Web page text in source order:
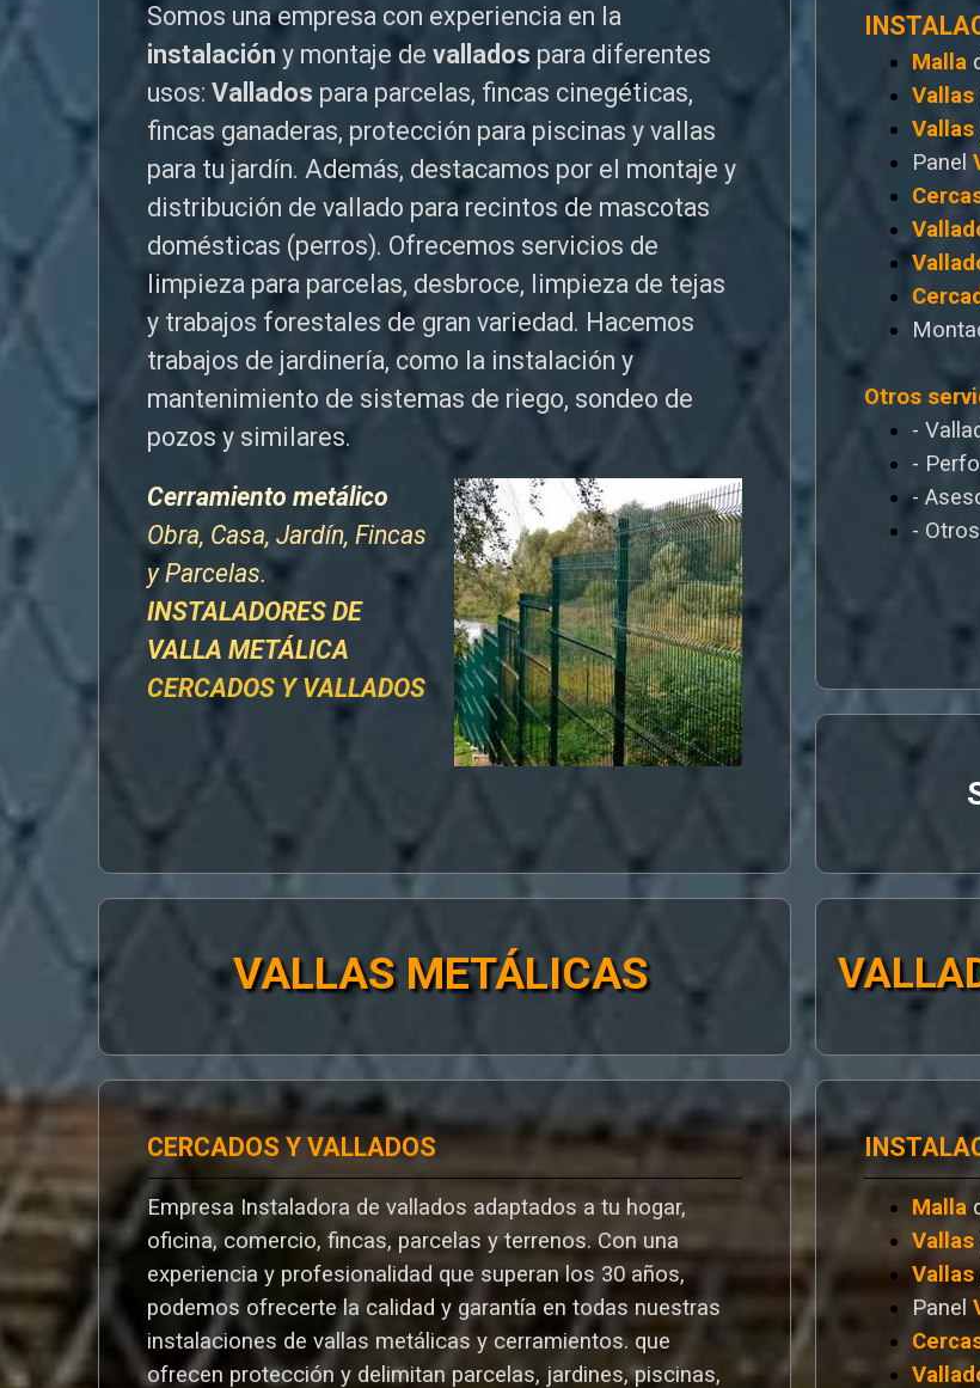
Somos una empresa con experiencia en la
instalacióny montaje devallados para diferentes
usos: Vallados para parcelas, fincas cinegéticas,
fincas ganaderas, protección para piscinas y vallas
para tu jardín. Además, destacamos por el montaje y
distribución de vallado para recintos de mascotas
domésticas (perros). Ofrecemos servicios de
limpieza para parcelas, desbroce, limpieza de tejas
y trabajos forestales de gran variedad. Hacemos
trabajos de jardinería, como la instalación y
mantenimiento de sistemas de riego, sondeo de
pozos y similares.
Cerramiento metálico
Obra, Casa, Jardín, Fincas
y Parcelas.
INSTALADORES DE
VALLA METÁLICA
CERCADOS Y VALLADOS
Malla
Vallas
Vallas
Panel
Otros
-
-
-
-
Malla
Vallas
Vallas
Panel
VALLAS METÁLICAS
CERCADOS Y VALLADOS
Empresa Instaladora de vallados adaptados a tu hogar,
oficina, comercio, fincas, parcelas y terrenos. Con una
experiencia y profesionalidad que superan los 30 años,
podemos ofrecerte la calidad y garantía en todas nuestras
instalaciones de vallas metálicas y cerramientos. que
ofrecen protección y delimitan parcelas, jardines, piscinas,